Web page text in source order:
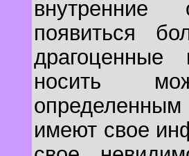
появиться
драгоценные
носить
имеют свое